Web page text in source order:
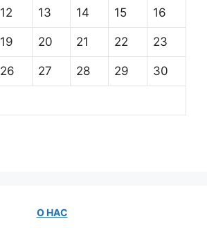
12 13 14 15 16
19 20 21 22 23
26 27 28 29 30
О НАС